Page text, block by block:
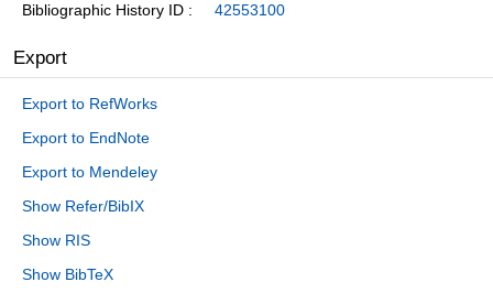
Bibliographic History ID 42553100
Export
Export to RefWorks
Export to EndNote
Export to Mendeley
Show Refer/BibIX
Show RIS
Show BibTeX